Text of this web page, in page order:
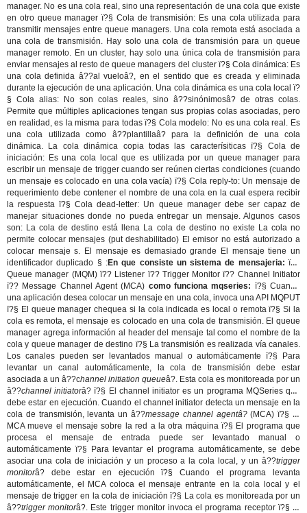
manager. No es una cola real, sino una representación de una cola que existe
en otro queue manager ï?§ Cola de transmisión: Es una cola utilizada para
transmitir mensajes entre queue managers. Una cola remota está asociada a
una cola de transmisión. Hay solo una cola de transmisión para un queue
manager remoto. En un cluster, hay solo una única cola de transmisión para
enviar mensajes al resto de queue managers del cluster ï?§ Cola dinámica: Es
una cola definida â??al vueloâ?, en el sentido que es creada y eliminada
durante la ejecución de una aplicación. Una cola dinámica es una cola local ï?
§ Cola alias: No son colas reales, sino â??sinónimosâ? de otras colas.
Permite que múltiples aplicaciones tengan sus propias colas asociadas, pero
en realidad, es la misma para todas ï?§ Cola modelo: No es una cola real. Es
una cola utilizada como â??plantillaâ? para la definición de una cola
dinámica. La cola dinámica copia todas las caracterísiticas ï?§ Cola de
iniciación: Es una cola local que es utilizada por un queue manager para
escribir un mensaje de trigger cuando ser reúnen ciertas condiciones (cuando
un mensaje es colocado en una cola vacía) ï?§ Cola reply-to: Un mensaje de
requerimiento debe contener el nombre de una cola en la cual espera recibir
la respuesta ï?§ Cola dead-letter: Un queue manager debe ser capaz de
manejar situaciones donde no pueda entregar un mensaje. Algunos casos
son: La cola de destino está llena La cola de destino no existe La cola no
permite colocar mensajes (put deshabilitado) El emisor no está autorizado a
colocar mensaje s. El mensaje es demasiado grande El mensaje tiene un
identificador duplicado § :En que consiste un sistema de mensajeria:ï??
Queue manager (MQM) ï?? Listener ï?? Trigger Monitor ï?? Channel Initiator
ï?? Message Channel Agent (MCA) como funciona mqseries: ï?§ Cuando
una aplicación desea colocar un mensaje en una cola, invoca una API MQPUT
ï?§ El queue manager chequea si la cola indicada es local o remota ï?§ Si la
cola es remota, el mensaje es colocado en una cola de transmisión. El queue
manager agrega información al header del mensaje tal como el nombre de la
cola y queue manager de destino ï?§ La transmisión es realizada vía canales.
Los canales pueden ser levantados manual o automáticamente ï?§ Para
levantar un canal automáticamente, la cola de transmisión debe estar
asociada a un â??channel initiation queueâ?. Esta cola es monitoreada por un
â??channel initiatorâ? ï?§ El channel initiator es un programa MQSeries que
debe estar en ejecución. Cuando el channel initiator detecta un mensaje en la
cola de transmisión, levanta un â??message channel agentâ?(MCA) ï?§ El
MCA mueve el mensaje sobre la red a la otra máquina ï?§ El programa que
procesa el mensaje de entrada puede ser levantado manual o
automáticamente ï?§ Para levantar el programa automáticamente, se debe
asociar una cola de iniciación y un proceso a la cola local, y un â??trigger
monitorâ? debe estar en ejecución ï?§ Cuando el programa levanta
automáticamente, el MCA coloca el mensaje entrante en la cola local y el
mensaje de trigger en la cola de iniciación ï?§ La cola es monitoreada por un
â??trigger monitorâ?. Este trigger monitor invoca el programa receptor ï?§ El